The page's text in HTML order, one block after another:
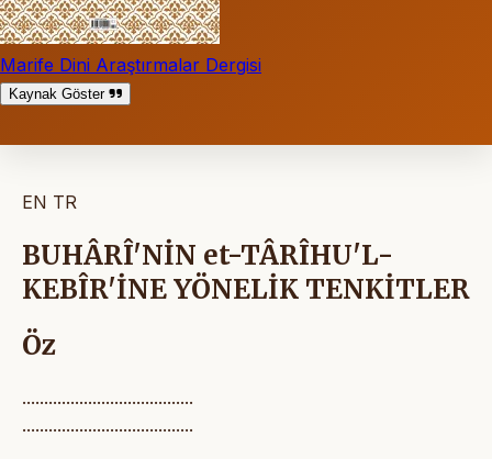
Marife Dini Araştırmalar Dergisi
Kaynak Göster
EN TR
BUHÂRÎ'NİN et-TÂRÎHU'L-
KEBÎR'İNE YÖNELİK TENKİTLER
Öz
.......................................
.......................................